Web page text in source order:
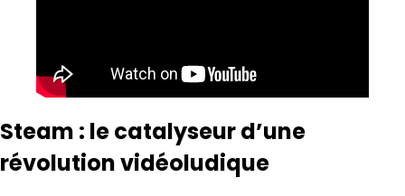
Steam : le catalyseur d’une
révolution vidéoludique